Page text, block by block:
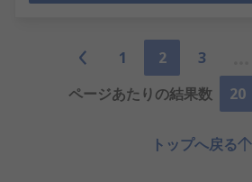
1 2 3
ページあたりの結果数
20
トップへ戻る